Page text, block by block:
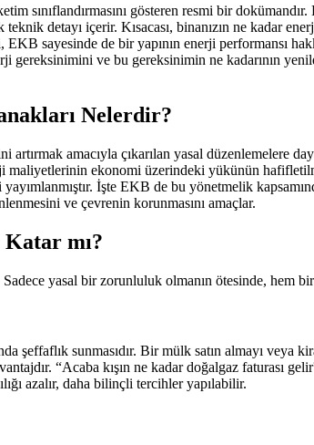
sınıflandırmasını gösteren resmi bir
detayı içerir. Kısacası, binanızın ne kadar
EKB sayesinde de bir yapının enerji
ve bu gereksinimin ne kadarının
Nelerdir?
amacıyla çıkarılan yasal düzenlemelere
maliyetlerinin ekonomi üzerindeki yükünün
İşte EKB de bu yönetmelik
ve çevrenin korunmasını amaçlar.
mı?
yasal bir zorunluluk olmanın ötesinde, hem
şeffaflık sunmasıdır. Bir mülk satın almayı veya
“Acaba kışın ne kadar doğalgaz faturası
azalır, daha bilinçli tercihler yapılabilir.